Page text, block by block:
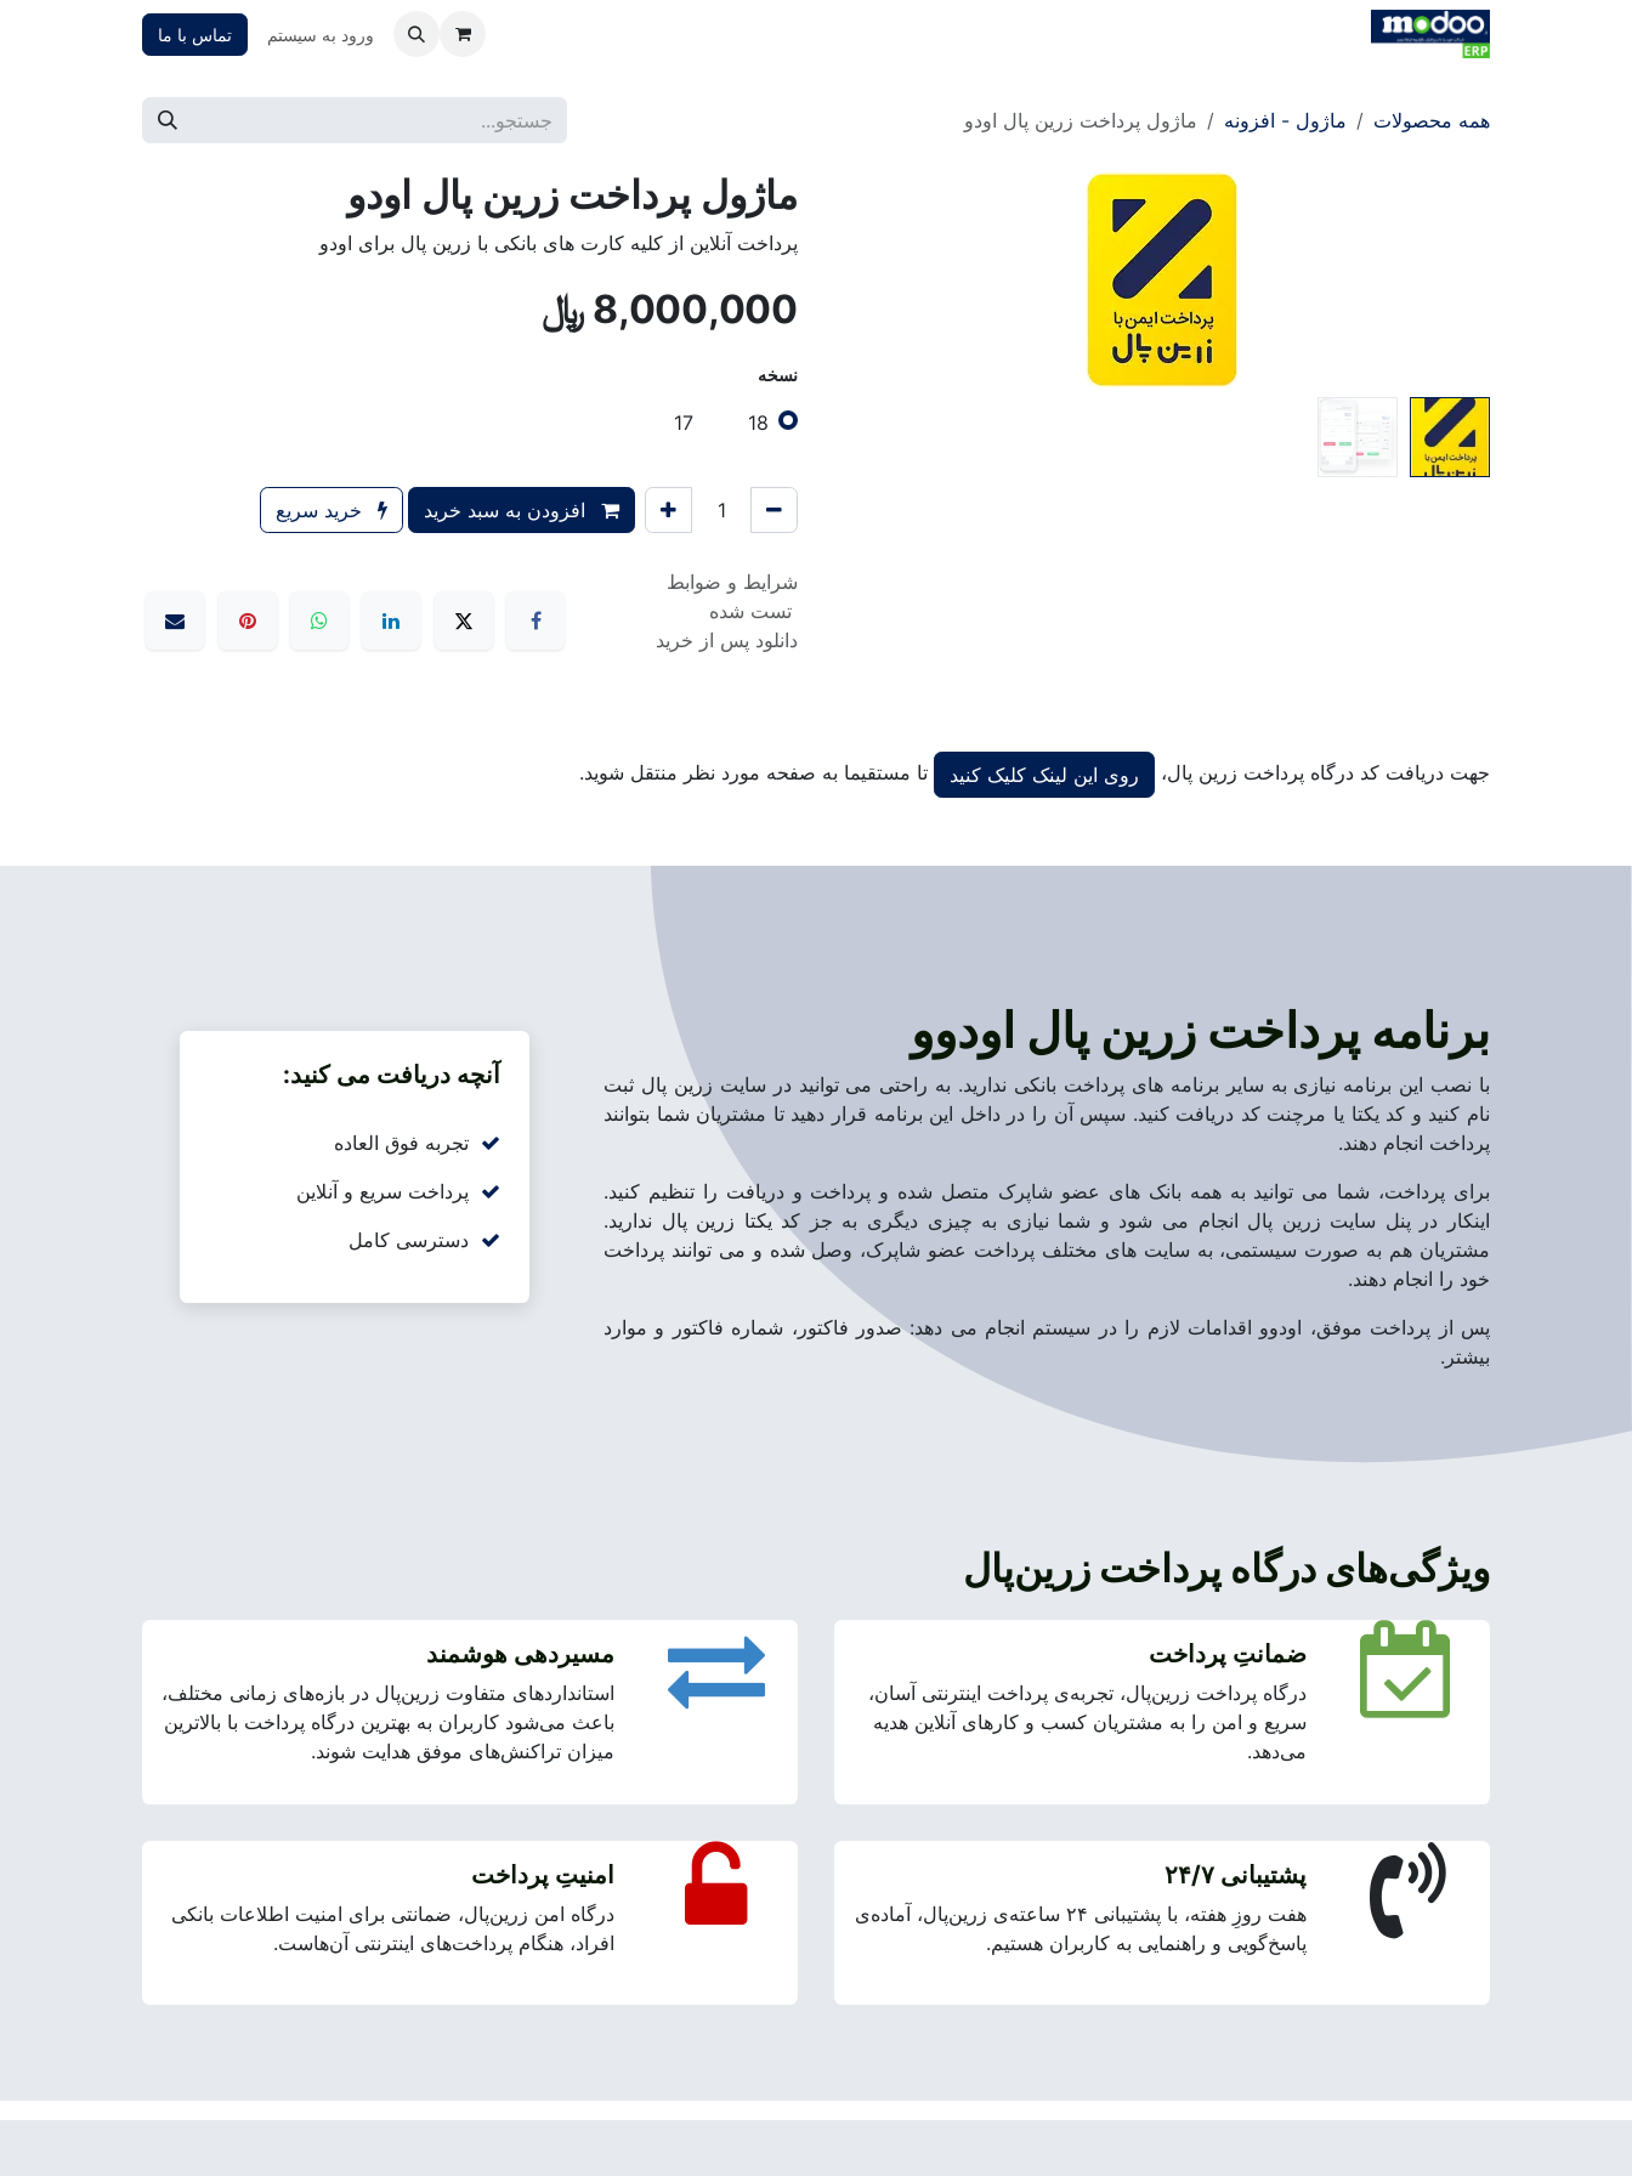
Skip to Content
ورود به سیستم تماس با ما
همه محصولات ماژول - افزونه ماژول پرداخت زرین پال اودو
ماژول پرداخت زرین پال اودو
پرداخت آنلاین از کلیه کارت های بانکی با زرین پال برای اودو
8,000,000 ﷼
نسخه
18
17
افزودن به سبد خرید خرید سریع
شرایط و ضوابط
تست شده
دانلود پس از خرید
جهت دریافت کد درگاه پرداخت زرین پال، روی این لینک کلیک کنید تا مستقیما به صفحه مورد نظر منتقل شوید.
برنامه پرداخت زرین پال اودوو
با نصب این برنامه نیازی به سایر برنامه های پرداخت بانکی ندارید. به راحتی می توانید در سایت زرین پال ثبت
نام کنید و کد یکتا یا مرچنت کد دریافت کنید. سپس آن را در داخل این برنامه قرار دهید تا مشتریان شما بتوانند
پرداخت انجام دهند.
برای پرداخت، شما می توانید به همه بانک های عضو شاپرک متصل شده و پرداخت و دریافت را تنظیم کنید.
اینکار در پنل سایت زرین پال انجام می شود و شما نیازی به چیزی دیگری به جز کد یکتا زرین پال ندارید.
مشتریان هم به صورت سیستمی، به سایت های مختلف پرداخت عضو شاپرک، وصل شده و می توانند پرداخت
خود را انجام دهند.
پس از پرداخت موفق، اودوو اقدامات لازم را در سیستم انجام می دهد: صدور فاکتور، شماره فاکتور و موارد
بیشتر.
آنچه دریافت می کنید:
تجربه فوق العاده
پرداخت سریع و آنلاین
دسترسی کامل
ویژگی‌های درگاه پرداخت زرین‌پال
ضمانتِ پرداخت
درگاه پرداخت زرین‌پال، تجربه‌ی پرداخت اینترنتی آسان،
سریع و امن را به مشتریان کسب و کارهای آنلاین هدیه
می‌دهد.
مسیردهی هوشمند
استانداردهای متفاوت زرین‌پال در بازه‌های زمانی مختلف،
باعث می‌شود کاربران به بهترین درگاه پرداخت با بالاترین
میزان تراکنش‌های موفق هدایت شوند.
پشتیبانی ۲۴/۷
هفت روزِ هفته، با پشتیبانی ۲۴ ساعته‌ی زرین‌پال، آماده‌ی
پاسخ‌گویی و راهنمایی به کاربران هستیم.
امنیتِ پرداخت
درگاه امن زرین‌پال، ضمانتی برای امنیت اطلاعات بانکی
افراد، هنگام پرداخت‌‌های اینترنتی آن‌هاست.